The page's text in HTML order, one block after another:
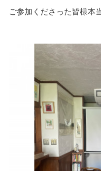
ご参加くださった皆様本